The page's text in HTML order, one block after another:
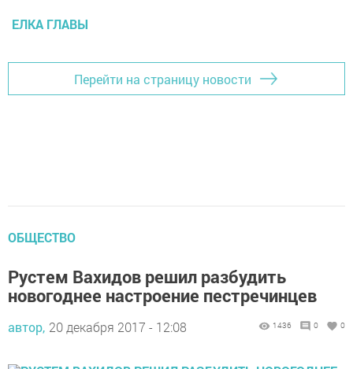
ЕЛКА ГЛАВЫ
Перейти на страницу новости
ОБЩЕСТВО
Рустем Вахидов решил разбудить
новогоднее настроение пестречинцев
автор, 20 декабря 2017 - 12:08 1436 0 0